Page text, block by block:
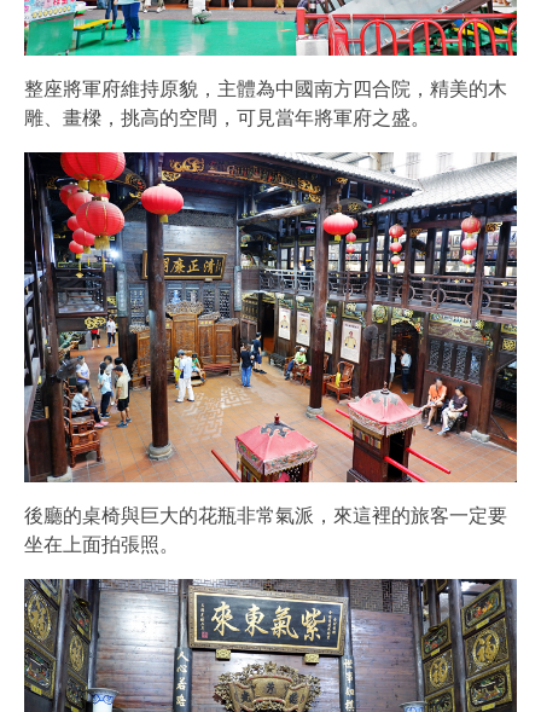
整座將軍府維持原貌，主體為中國南方四合院，精美的木
雕、畫樑，挑高的空間，可見當年將軍府之盛。
後廳的桌椅與巨大的花瓶非常氣派，來這裡的旅客一定要
坐在上面拍張照。